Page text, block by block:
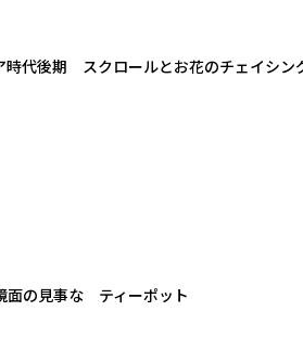
代後期 スクロールとお花のチェイシ
の見事な ティーポット